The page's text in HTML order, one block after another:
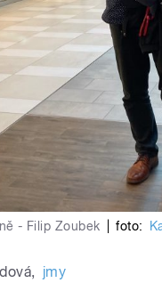
- Filip Zoubek foto:
, jmy